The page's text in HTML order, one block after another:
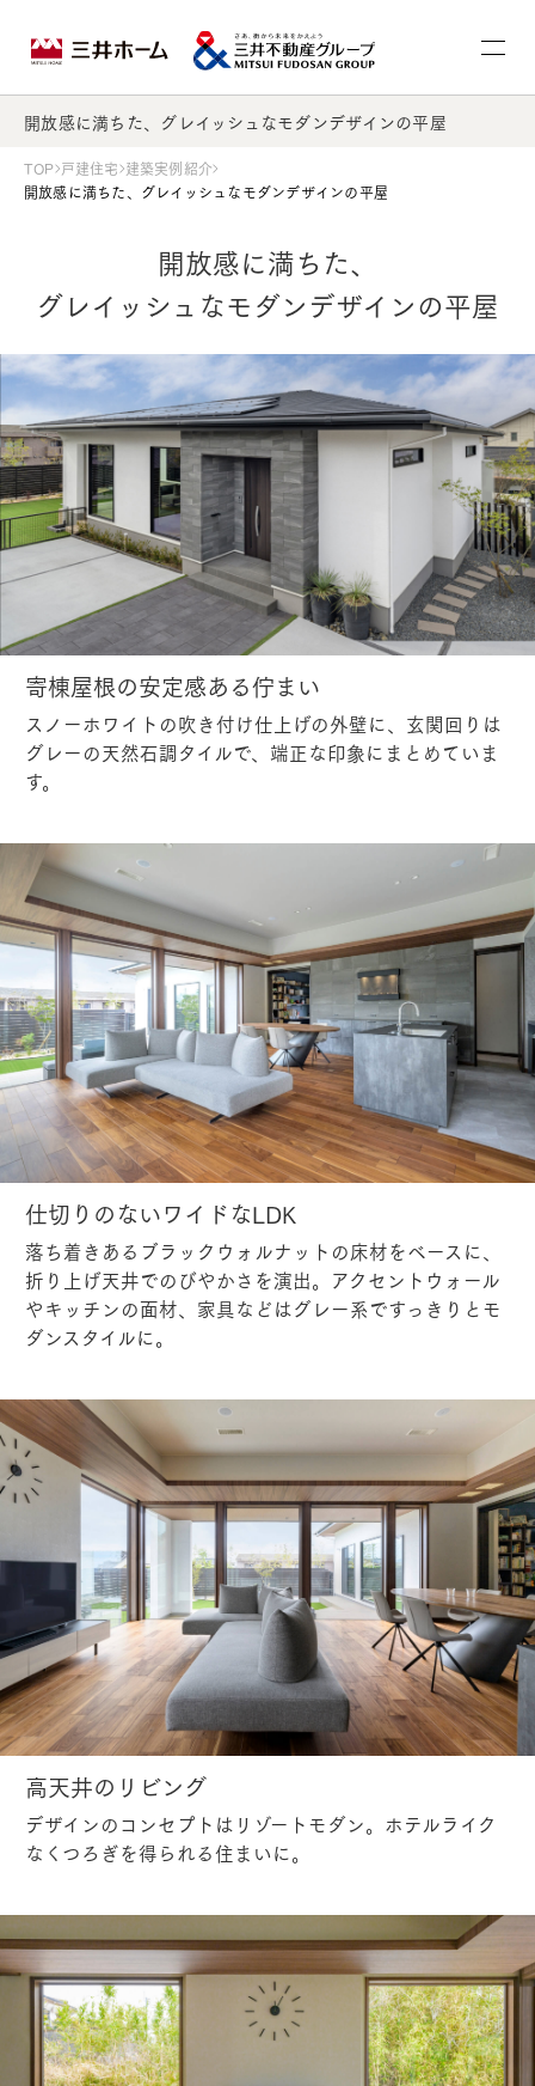
開放感に満ちた、グレイッシュなモダンデザインの平屋
TOP 戸建住宅 建築実例紹介
開放感に満ちた、グレイッシュなモダンデザインの平屋
開放感に満ちた、
グレイッシュなモダンデザインの平屋
寄棟屋根の安定感ある佇まい
スノーホワイトの吹き付け仕上げの外壁に、玄関回りは
グレーの天然石調タイルで、端正な印象にまとめていま
す。
仕切りのないワイドなLDK
落ち着きあるブラックウォルナットの床材をベースに、
折り上げ天井でのびやかさを演出。アクセントウォール
やキッチンの面材、家具などはグレー系ですっきりとモ
ダンスタイルに。
高天井のリビング
デザインのコンセプトはリゾートモダン。ホテルライク
なくつろぎを得られる住まいに。